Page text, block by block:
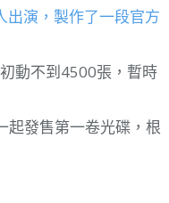
演，製作了一段官方
動不到4500張，暫時
起發售第一卷光碟，根